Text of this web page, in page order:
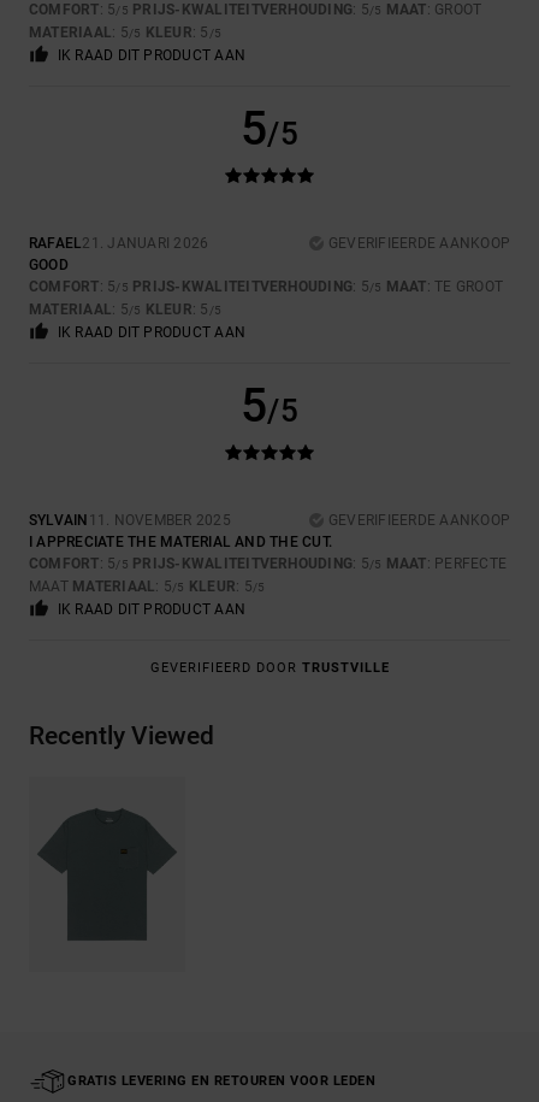
COMFORT: 5/5 PRIJS-KWALITEITVERHOUDING: 5/5 MAAT: GROOT
MATERIAAL: 5/5 KLEUR: 5 /5
IK RAAD DIT PRODUCT AAN
5/5
RAFAEL21. JANUARI 2026
GEVERIFIEERDE AANKOOP
GOOD
COMFORT: 5/5 PRIJS-KWALITEITVERHOUDING: 5/5 MAAT: TE GROOT
MATERIAAL: 5/5 KLEUR: 5 /5
IK RAAD DIT PRODUCT AAN
5/5
SYLVAIN 11. NOVEMBER 2025
GEVERIFIEERDE AANKOOP
I APPRECIATE THE MATERIAL AND THE CUT.
COMFORT: 5/5 PRIJS-KWALITEITVERHOUDING: 5/5 MAAT: PERFECTE
MAAT MATERIAAL: 5/5 KLEUR: 5/5
IK RAAD DIT PRODUCT AAN
GEVERIFIEERD DOOR TRUSTVILLE
Recently Viewed
GRATIS LEVERING EN RETOUREN VOOR LEDEN